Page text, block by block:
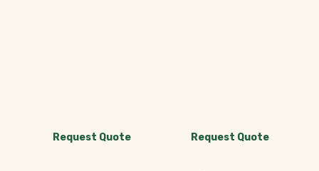
Request Quote Request Quote